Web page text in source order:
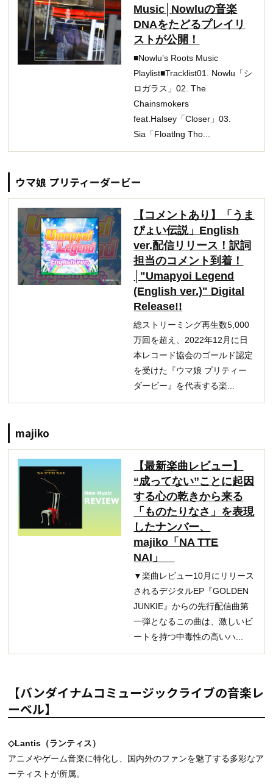
Music│Nowluの音楽
DNAをたどるプレイリ
ストが公開！
■Nowlu’s Roots Music
Playlist■Tracklist01. Nowlu「シ
ロガラス」02. The
Chainsmokers
feat.Halsey「Closer」03.
Sia「Floatlng Tho...
ウマ娘 プリティーダービー
【コメントあり】「うま
ぴょい伝説」English
ver.配信リリース！訳詞
担当のコメント到着！
│"Umapyoi Legend
(English ver.)" Digital
Release!!
総ストリーミング再生数5,000
万回を超え、2022年12月に日
本レコード協会のゴールド認定
を受けた『ウマ娘 プリティー
ダービー』を代表する楽...
majiko
【最新楽曲レビュー】
“成ってない”ことに起因
する心の乾きから来る
「ものたりなさ」を表現
したナンバー、
majiko「NA TTE
NAI」
▼楽曲レビュー10月にリリース
されるデジタルEP『GOLDEN
JUNKIE』からの先行配信曲第
一弾となるこの曲は、激しいビ
ートを持つ中毒性の高いハ...
【バンダイナムコミュージックライブの音楽レ
ーベル】
◇Lantis（ランティス）
アニメやゲーム音楽に特化し、国内外のファンを魅了する多彩なア
ーティストが所属。